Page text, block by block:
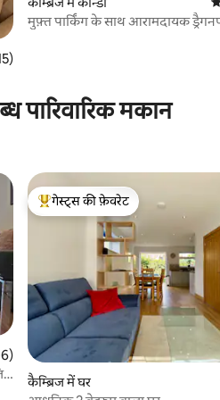
5 में से 5.0, 115 समीक्षाएँ
मुफ़्त पार्किंग के साथ आरामदायक
पारिवारिक मकान
5 में से 4.9, 196 समीक्षाएँ
गेस्ट्स का टॉप फ़ेवरेट
गेस्ट्स की फ़ेवरेट
कैम्ब्रिज में घर